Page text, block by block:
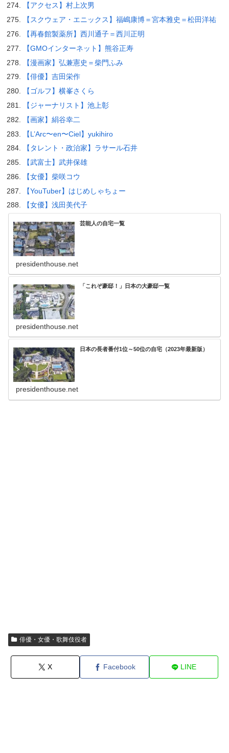
【アクセス】村上次男
【スクウェア・エニックス】福嶋康博＝宮本雅史＝松田洋祐
【再春館製薬所】西川通子＝西川正明
【GMOインターネット】熊谷正寿
【漫画家】弘兼憲史＝柴門ふみ
【俳優】吉田栄作
【ゴルフ】横峯さくら
【ジャーナリスト】池上彰
【画家】絹谷幸二
【L’Arc〜en〜Ciel】yukihiro
【タレント・政治家】ラサール石井
【武富士】武井保雄
【女優】柴咲コウ
【YouTuber】はじめしゃちょー
【女優】浅田美代子
芸能人の自宅一覧
presidenthouse.net
「これぞ豪邸！」日本の大豪邸一覧
presidenthouse.net
日本の長者番付1位～50位の自宅（2023年最新版）
presidenthouse.net
俳優・女優・歌舞伎役者
X Facebook LINE